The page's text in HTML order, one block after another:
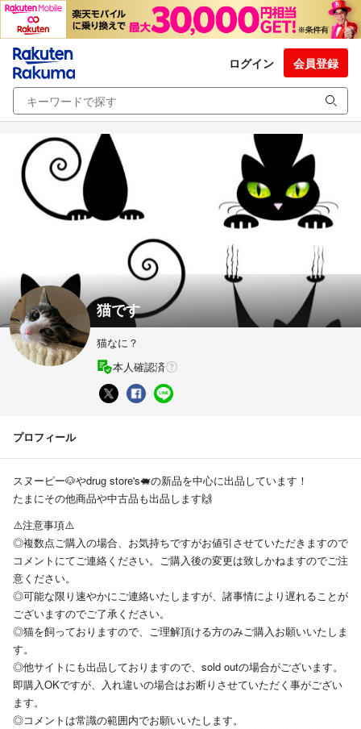
ログイン 会員登録
猫です
猫なに？
本人確認済
プロフィール
スヌーピー🐶やdrug store's🐖の新品を中心に出品しています！
たまにその他商品や中古品も出品します🙌
⚠️注意事項⚠️
◎複数点ご購入の場合、お気持ちですがお値引させていただきますので
コメントにてご連絡ください。ご購入後の変更は致しかねますのでご注
意ください。
◎可能な限り速やかにご連絡いたしますが、諸事情により遅れることが
ございますのでご了承ください。
◎猫を飼っておりますので、ご理解頂ける方のみご購入お願いいたしま
す。
◎他サイトにも出品しておりますので、sold outの場合がございます。
即購入OKですが、入れ違いの場合はお断りさせていただく事がござい
ます。
◎コメントは常識の範囲内でお願いいたします。